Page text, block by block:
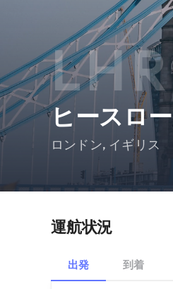
LHR
ヒースロ
ロンドン, イギリス
運航状況
出発 到着